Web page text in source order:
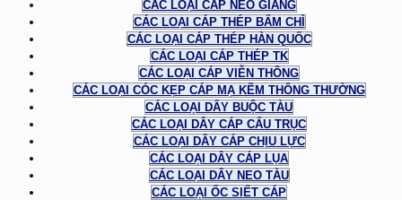
CÁC LOẠI CÁP NEO GIẰNG
CÁC LOẠI CÁP THÉP BẤM CHÌ
CÁC LOẠI CÁP THÉP HÀN QUỐC
CÁC LOẠI CÁP THÉP TK
CÁC LOẠI CÁP VIỄN THÔNG
CÁC LOẠI CÓC KẸP CÁP MẠ KẼM THÔNG THƯỜNG
CÁC LOẠI DÂY BUỘC TÀU
CÁC LOẠI DÂY CÁP CẨU TRỤC
CÁC LOẠI DÂY CÁP CHỊU LỰC
CÁC LOẠI DÂY CÁP LỤA
CÁC LOẠI DÂY NEO TÀU
CÁC LOẠI ỐC SIẾT CÁP